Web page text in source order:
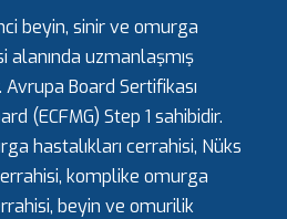
beyin, sinir ve omurga
alanında uzmanlaşmış
Board Sertifikası
(ECFMG) Step 1 sahibidir.
hastalıkları cerrahisi, Nüks
komplike omurga
beyin ve omurilik